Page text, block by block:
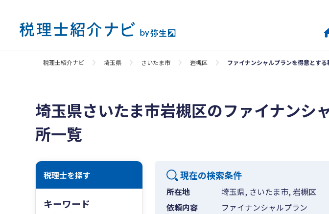
税理士紹介ナビ 埼玉県 さいたま市 岩槻区 ファイナンシャルプランを得意とす
埼玉県さいたま市岩槻区のファイナンシ
所一覧
税理士を探す
キーワード
現在の検索条件
所在地
埼玉県, さいたま市, 岩槻区
依頼内容
ファイナンシャルプラン